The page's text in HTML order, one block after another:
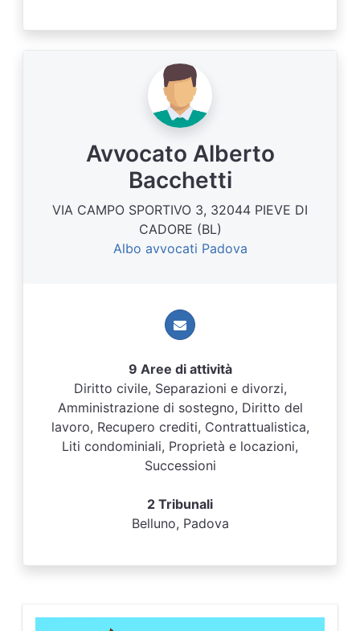
Avvocato Alberto
Bacchetti
VIA CAMPO SPORTIVO 3, 32044 PIEVE DI
CADORE (BL)
Albo avvocati Padova
9 Aree di attività
Diritto civile, Separazioni e divorzi,
Amministrazione di sostegno, Diritto del
lavoro, Recupero crediti, Contrattualistica,
Liti condominiali, Proprietà e locazioni,
Successioni
2 Tribunali
Belluno, Padova